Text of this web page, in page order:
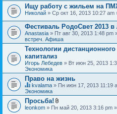
Ищу работу с жильем на
Николай » Ср окт 16, 2013 10:27
Фестиваль РодоСвет 2013
Anastasia » Пт авг 30, 2013 1:48 pm
встреч. Афиша
Технологии
капитализ
Игорь Лебедев » Вт июн 25, 2013
Экономика
Право на жизнь
Д
а
н
н
kvalama » Пн июн 17, 2013 11:19
Экономика
Просьба!
В
leonkom » Пн май 20, 2013 3:16 pm